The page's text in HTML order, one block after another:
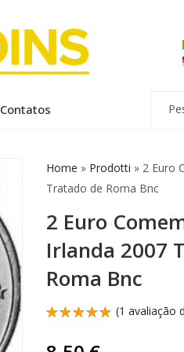
Contatos
Home » Prodotti » 2 Euro
Tratado de Roma Bnc
2 Euro
Irlanda 2007
Roma Bnc
(1 avaliação